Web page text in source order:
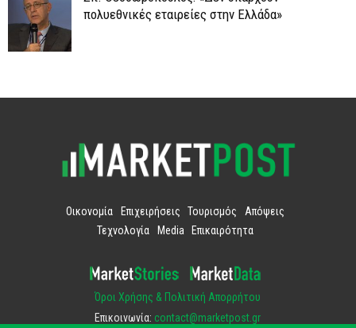
πολυεθνικές εταιρείες στην Ελλάδα»
Οικονομία Επιχειρήσεις Τουρισμός
Απόψεις
Τεχνολογία
Media Επικαιρότητα
Όροι Χρήσης & Πολιτική Απορρήτου
Επικοινωνία: contact@marketpost.gr